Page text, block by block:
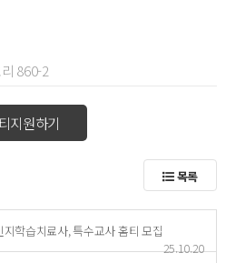
860-2
지원하기
목록
학습치료사, 특수교사 홈티 모집
25.10.20